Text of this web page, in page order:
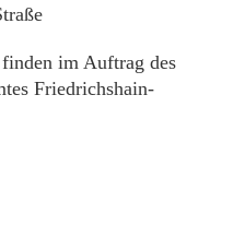
im Auftrag des
Friedrichshain-